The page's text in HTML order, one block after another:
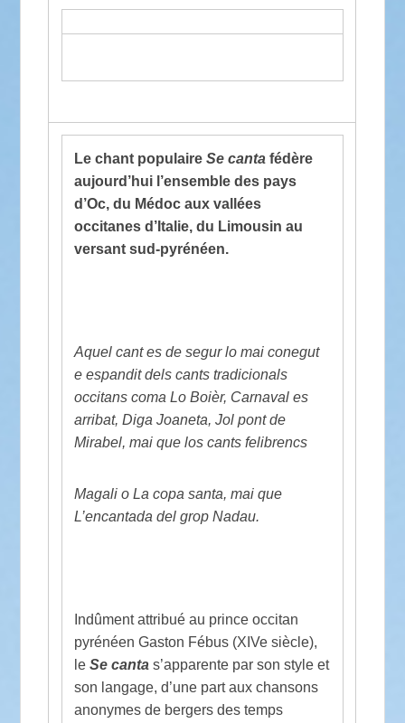
Le chant populaireSe canta fédère
aujourd’hui l’ensemble des pays
d’Oc, du Médoc aux vallées
occitanes d’Italie, du Limousin au
versant sud-pyrénéen.
Aquel cant es de segur lo mai conegut
e espandit dels cants tradicionals
occitans coma Lo Boièr, Carnaval es
arribat, Diga Joaneta, Jol pont de
Mirabel, mai que los cants felibrencs
Magali o La copa santa, mai que
L’encantada del grop Nadau.
Indûment attribué au prince occitan
pyrénéen Gaston Fébus (XIVe siècle),
leSe canta s’apparente par son style et
son langage, d’une part aux chansons
anonymes de bergers des temps